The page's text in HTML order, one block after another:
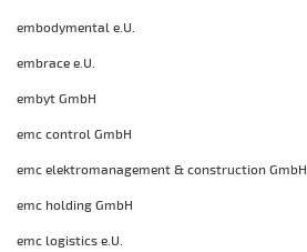
embodymental e.U.
embrace e.U.
embyt GmbH
emc control GmbH
emc elektromanagement & construction GmbH
emc holding GmbH
emc logistics e.U.